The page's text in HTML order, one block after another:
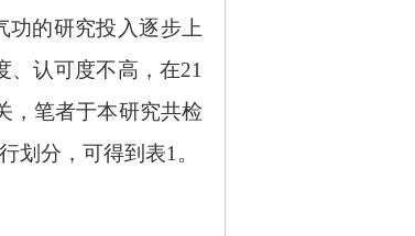
功的研究投入逐步上
、认可度不高，在21
，笔者于本研究共检
划分，可得到表1。